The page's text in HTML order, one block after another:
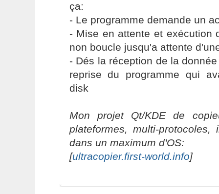
ça:
- Le programme demande un
- Mise en attente et exécution
non boucle jusqu'a attente
- Dés la réception de la
reprise du programme qui
disk
Mon projet Qt/KDE de
plateformes, multi-protocoles,
dans un maximum d'OS:
[ultracopier.first-world.info]